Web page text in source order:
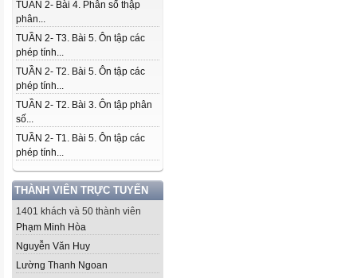
TUẦN 2- Bài 4. Phân số thập
phân...
TUẦN 2- T3. Bài 5. Ôn tập các
phép tính...
TUẦN 2- T2. Bài 5. Ôn tập các
phép tính...
TUẦN 2- T2. Bài 3. Ôn tập phân
số...
TUẦN 2- T1. Bài 5. Ôn tập các
phép tính...
THÀNH VIÊN TRỰC TUYẾN
1401 khách và 50 thành viên
Phạm Minh Hòa
Nguyễn Văn Huy
Lường Thanh Ngoan